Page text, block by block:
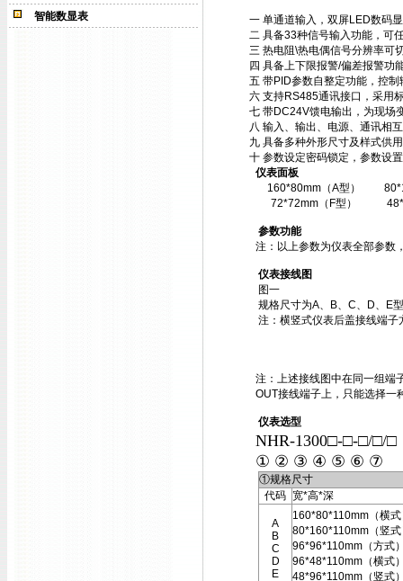
智能数显表
一 单通道输入，双屏LED数码
二 具备33种信号输入功能，可
三 热电阻\热电偶信号分辨率
四 具备上下限报警/偏差报警功
五 带PID参数自整定功能，控
六 支持RS485通讯接口，采用
七 带DC24V馈电输出，为现场
八 输入、输出、电源、通讯相
九 具备多种外形尺寸及样式供
十 参数设定密码锁定，参数设
仪表面板
160*80mm（A型）
72*72mm（F型）
参数功能
注：以上参数为仪表全部参数
仪表接线图
图一
规格尺寸为A、B、C、D、E
注：横竖式仪表后盖接线端
注：上述接线图中在同一组端
OUT接线端子上，只能选择一
仪表选型
NHR-1300□-□-□/□/□
① ② ③ ④ ⑤ ⑥ ⑦
①规格尺寸
代码 宽*高*深
A
B
C
D
E
160*80*110mm（横式
80*160*110mm（竖式
96*96*110mm（方式
96*48*110mm（横式
48*96*110mm（竖式